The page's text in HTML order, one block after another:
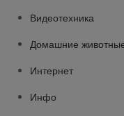
Видеотехника
Домашние
Интернет
Инфо